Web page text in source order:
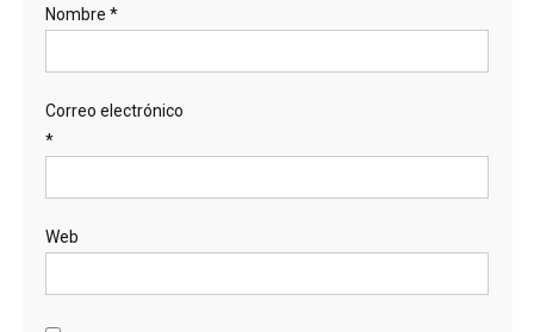
Nombre *
Correo electrónico
*
Web